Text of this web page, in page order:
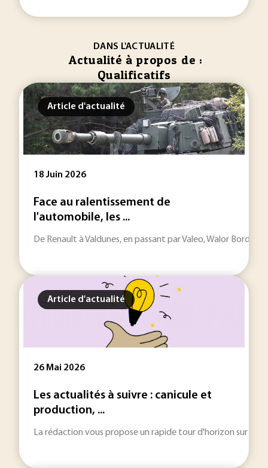
DANS L'ACTUALITÉ
Actualité à propos de :
Qualificatifs
Article d'actualité
18 Juin 2026
Face au ralentissement de
l'automobile, les ...
De Renault à Valdunes, en passant par Valeo, Walor
Article d'actualité
26 Mai 2026
Les actualités à suivre : canicule et
production, ...
La rédaction vous propose un rapide tour d'horizon sur les